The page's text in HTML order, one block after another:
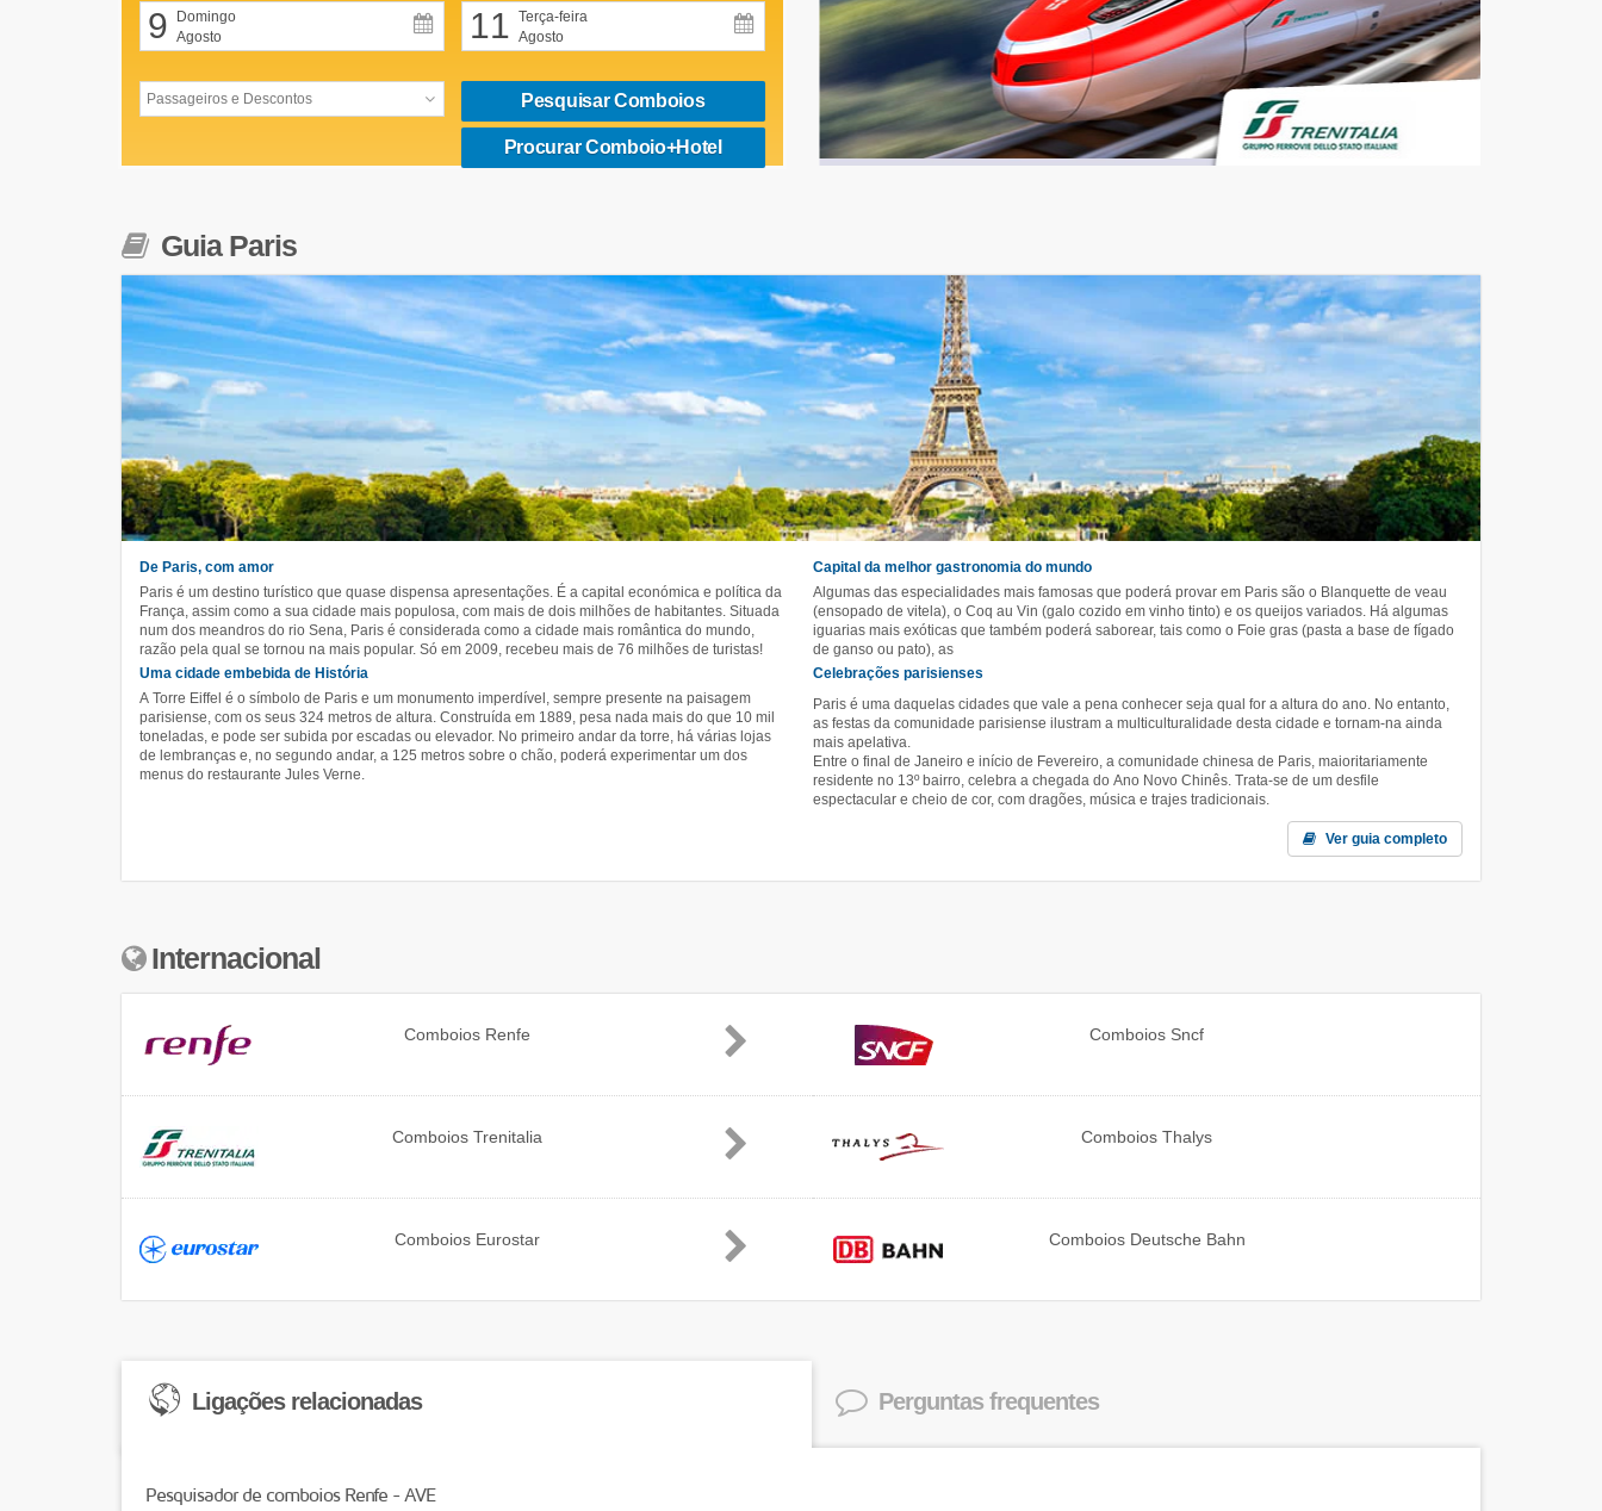
9
Domingo
Agosto
11 Terça-feira
Agosto
Pesquisar Comboios
Procurar Comboio+Hotel
Guia Paris
De Paris, com amor
Paris é um destino turístico que quase dispensa apresentações. É a capital económica e política da
França, assim como a sua cidade mais populosa, com mais de dois milhões de habitantes. Situada
num dos meandros do rio Sena, Paris é considerada como a cidade mais romântica do mundo,
razão pela qual se tornou na mais popular. Só em 2009, recebeu mais de 76 milhões de turistas!
Uma cidade embebida de História
A Torre Eiffel é o símbolo de Paris e um monumento imperdível, sempre presente na paisagem
parisiense, com os seus 324 metros de altura. Construída em 1889, pesa nada mais do que 10 mil
toneladas, e pode ser subida por escadas ou elevador. No primeiro andar da torre, há várias lojas
de lembranças e, no segundo andar, a 125 metros sobre o chão, poderá experimentar um dos
menus do restaurante Jules Verne.
Capital da melhor gastronomia do mundo
Algumas das especialidades mais famosas que poderá provar em Paris são o Blanquette de veau
(ensopado de vitela), o Coq au Vin (galo cozido em vinho tinto) e os queijos variados. Há algumas
iguarias mais exóticas que também poderá saborear, tais como o Foie gras (pasta a base de fígado
de ganso ou pato), as
Celebrações parisienses
Paris é uma daquelas cidades que vale a pena conhecer seja qual for a altura do ano. No entanto,
as festas da comunidade parisiense ilustram a multiculturalidade desta cidade e tornam-na ainda
mais apelativa.
Entre o final de Janeiro e início de Fevereiro, a comunidade chinesa de Paris, maioritariamente
residente no 13º bairro, celebra a chegada do Ano Novo Chinês. Trata-se de um desfile
espectacular e cheio de cor, com dragões, música e trajes tradicionais.
Ver guia completo
Internacional
Comboios Renfe Comboios Sncf
Comboios Trenitalia Comboios Thalys
Comboios Eurostar Comboios Deutsche Bahn
Ligações relacionadas Perguntas frequentes
Pesquisador de comboios Renfe - AVE